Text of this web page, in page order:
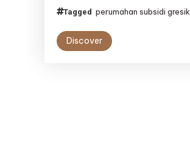
Idaman
Tagged perumahan subsidi gresik
Discover